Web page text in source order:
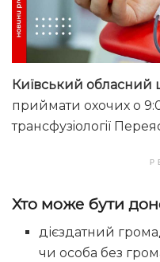
Київський обласний
приймати охочих о
трансфузiологiї
Хто може бути
дієздатний
чи особа без